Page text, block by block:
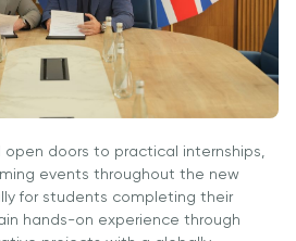
Программа Pre-
Master’s
Подготовка к
экзаменам Excel
BI Data Analyst.
Цифровое
Лидерство с
Использованием
Психология
Что нового?
Статьи
Фото
Посетить
open doors to practical internships,
events throughout the new
for students completing their
hands-on experience through